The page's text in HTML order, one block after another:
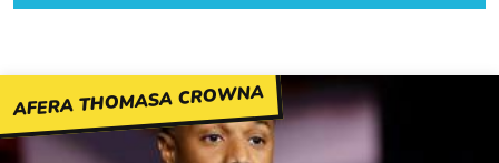
AFERA THOMASA CROWNA